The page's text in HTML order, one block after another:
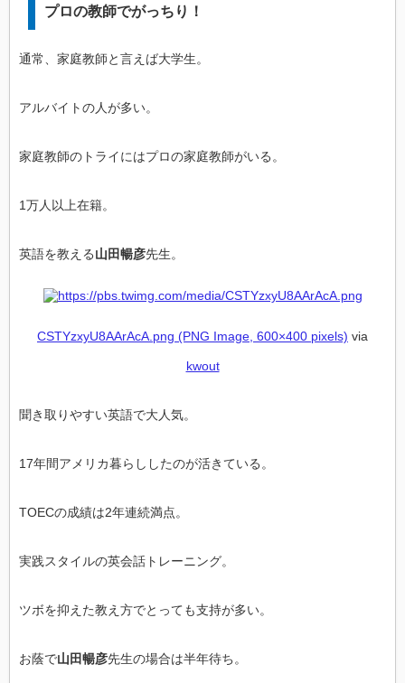
プロの教師でがっちり！
通常、家庭教師と言えば大学生。
アルバイトの人が多い。
家庭教師のトライにはプロの家庭教師がいる。
1万人以上在籍。
英語を教える山田暢彦先生。
CSTYzxyU8AArAcA.png (PNG Image, 600×400 pixels) via
kwout
聞き取りやすい英語で大人気。
17年間アメリカ暮らししたのが活きている。
TOECの成績は2年連続満点。
実践スタイルの英会話トレーニング。
ツボを抑えた教え方でとっても支持が多い。
お蔭で山田暢彦先生の場合は半年待ち。